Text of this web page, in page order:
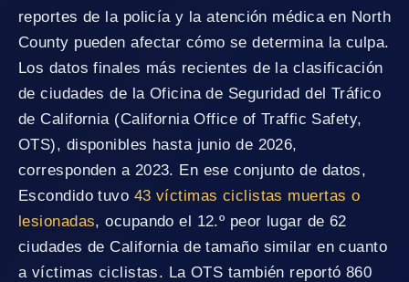
reportes de la policía y la atención médica en North
County pueden afectar cómo se determina la culpa.
Los datos finales más recientes de la clasificación
de ciudades de la Oficina de Seguridad del Tráfico
de California (California Office of Traffic Safety,
OTS), disponibles hasta junio de 2026,
corresponden a 2023. En ese conjunto de datos,
Escondido tuvo 43 víctimas ciclistas muertas o
lesionadas, ocupando el 12.º peor lugar de 62
ciudades de California de tamaño similar en cuanto
a víctimas ciclistas. La OTS también reportó 860